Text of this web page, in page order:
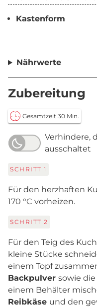
Kastenform
Nährwerte
Zubereitung
Gesamtzeit 30 Min.
Verhindere,
ausschaltet
SCHRITT 1
Für den herzhaften
170 °C vorheizen.
SCHRITT 2
Für den Teig des
kleine Stücke
einem Topf
Backpulver sowie die
einem Behälter
Reibkäse und den